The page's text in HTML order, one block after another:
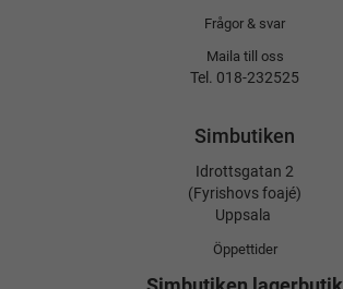
Frågor & svar
Maila till oss
Tel. 018-232525
Simbutiken
Idrottsgatan 2
(Fyrishovs foajé)
Uppsala
Öppettider